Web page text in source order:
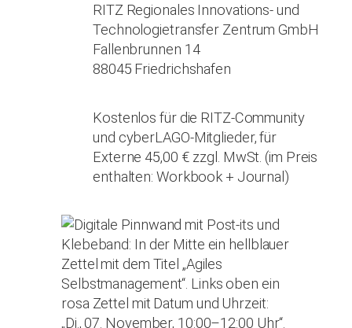
RITZ Regionales Innovations- und
Technologietransfer Zentrum GmbH
Fallenbrunnen 14
88045 Friedrichshafen
Kostenlos für die RITZ-Community
und cyberLAGO-Mitglieder, für
Externe 45,00 € zzgl. MwSt. (im Preis
enthalten: Workbook + Journal)